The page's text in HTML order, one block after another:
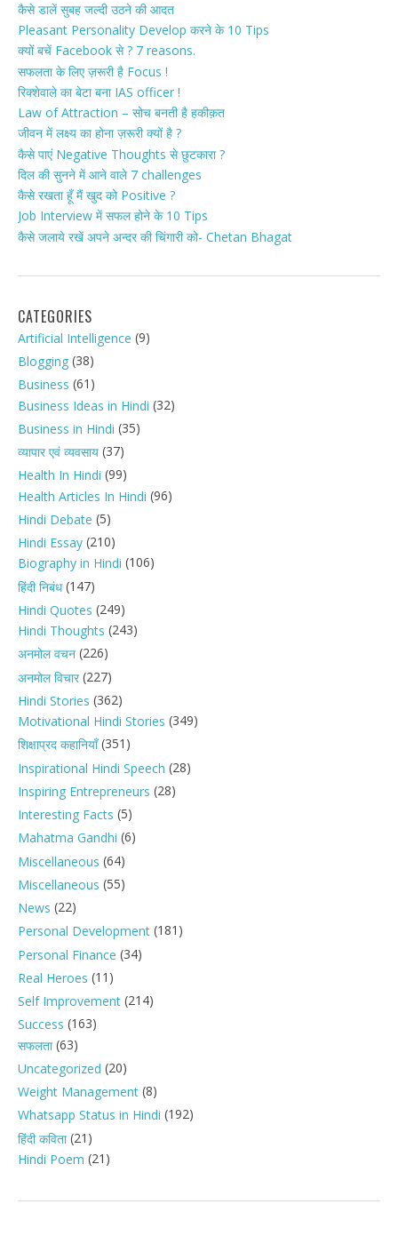
कैसे डालें सुबह जल्दी उठने की आदत
Pleasant Personality Develop करने के 10 Tips
क्यों बचें Facebook से ? 7 reasons.
सफलता के लिए ज़रूरी है Focus !
रिक्शेवाले का बेटा बना IAS officer !
Law of Attraction – सोच बनती है हकीक़त
जीवन में लक्ष्य का होना ज़रूरी क्यों है ?
कैसे पाएं Negative Thoughts से छुटकारा ?
दिल की सुनने में आने वाले 7 challenges
कैसे रखता हूँ मैं खुद को Positive ?
Job Interview में सफल होने के 10 Tips
कैसे जलाये रखें अपने अन्दर की चिंगारी को- Chetan Bhagat
CATEGORIES
Artificial Intelligence (9)
Blogging (38)
Business (61)
Business Ideas in Hindi (32)
Business in Hindi (35)
व्यापार एवं व्यवसाय (37)
Health In Hindi (99)
Health Articles In Hindi (96)
Hindi Debate (5)
Hindi Essay (210)
Biography in Hindi (106)
हिंदी निबंध(147)
Hindi Quotes (249)
Hindi Thoughts (243)
अनमोल वचन (226)
अनमोल विचार(227)
Hindi Stories (362)
Motivational Hindi Stories (349)
शिक्षाप्रद कहानियाँ(351)
Inspirational Hindi Speech (28)
Inspiring Entrepreneurs (28)
Interesting Facts (5)
Mahatma Gandhi (6)
Miscellaneous (64)
Miscellaneous (55)
News (22)
Personal Development (181)
Personal Finance (34)
Real Heroes (11)
Self Improvement (214)
Success (163)
सफलता(63)
Uncategorized (20)
Weight Management (8)
Whatsapp Status in Hindi (192)
हिंदी कविता(21)
Hindi Poem (21)